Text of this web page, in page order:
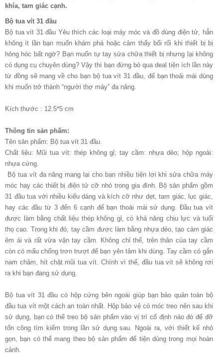
khía, tam giác cạnh.
Bộ tua vít 31 đầu
Bộ tua vít 31 đầu Yêu thích các loại máy móc và đồ dùng điện tử, hẳn
không ít lần bạn muốn khám phá hoặc cảm thấy bối rối khi thiết bị bị
hỏng hóc bất ngờ? Bạn muốn tự tay sửa chữa thiết bị nhưng lại không
có dụng cụ chuyên dùng? Vậy thì bạn đừng bỏ qua deal tiện ích lần này
từ đồng sẽ mang về cho bạn bộ tua vít 31 đầu, để bạn thoải mái dùng
khi muốn trở thành “người thợ máy” đa năng.
Kích thước : 12.5*5 cm
Thông tin sản phẩm:
Tên sản phẩm: Bộ tua vít 31 đầu.
Chất liệu: Mũi tua vít: thép không gỉ; tay cầm: nhựa dẻo; hộp ngoài:
nhựa cứng.
Bộ tua vít đa năng mang lại cho bạn nhiều tiện lợi khi sửa chữa máy
móc hay các thiết bị điện tử cỡ nhỏ trong gia đình. Bộ sản phẩm gồm
31 đầu tua với nhiều kiểu dáng và kích cỡ như dẹt, tam giác, lục giác,
hay các đầu từ 3 đến 6 cạnh để bạn thoải mái sử dụng. Đầu tua vít
được làm bằng chất liệu thép không gỉ, có khả năng chịu lực và tuổi
thọ cao. Trong khi đó, tay cầm được làm bằng nhựa dẻo, tạo cảm giác
êm ái và rất vừa vặn tay cầm. Không chỉ thế, trên thân của tay cầm
còn có mấu chống trơn trượt để bạn yên tâm khi dùng. Tay cầm có gắn
nam châm, hít chặt mũi tua vít. Chính vì thế, đầu tua vít sẽ không rơi
ra khi bạn đang sử dụng.
Bộ tua vít 31 đầu có hộp cứng bên ngoài giúp bạn bảo quản toàn bộ
đầu tua vít một cách an toàn nhất. Hộp bảo vệ có móc treo nên sau khi
sử dụng, bạn có thể treo bộ sản phẩm vào vị trí cố định nào đó để đỡ
tốn công tìm kiếm trong lần sử dụng sau. Ngoài ra, với thiết kế nhỏ
gọn, bạn có thể mang theo bộ sản phẩm để tiện dùng trong mọi hoàn
cảnh.